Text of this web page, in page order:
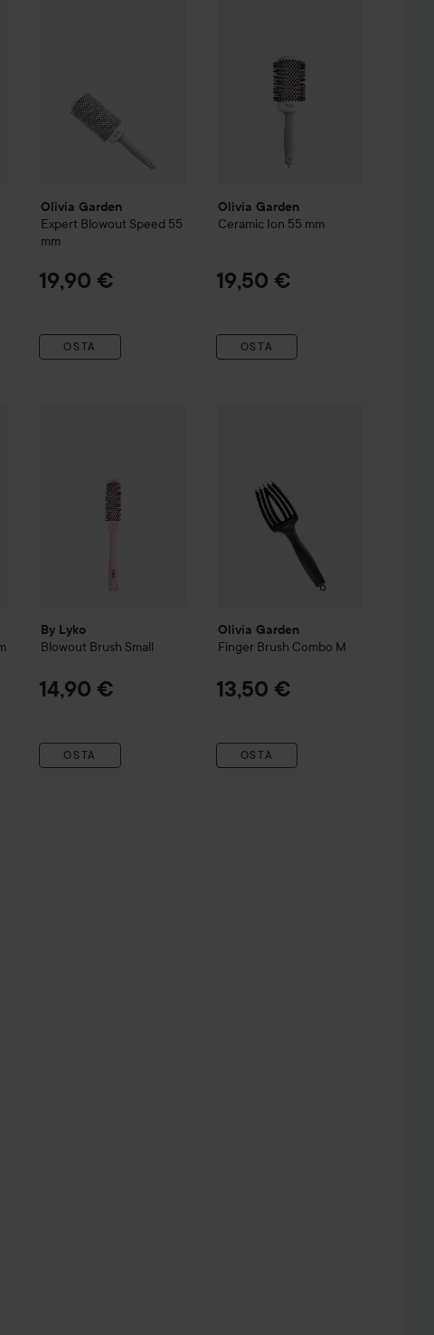
Olivia Garden
Expert Blowout Speed 55
mm
19,90 €
OSTA
Olivia Garden
Ceramic Ion 55 mm
19,50 €
OSTA
By Lyko
Blowout Brush Small
14,90 €
OSTA
Olivia Garden
Finger Brush Combo M
13,50 €
OSTA